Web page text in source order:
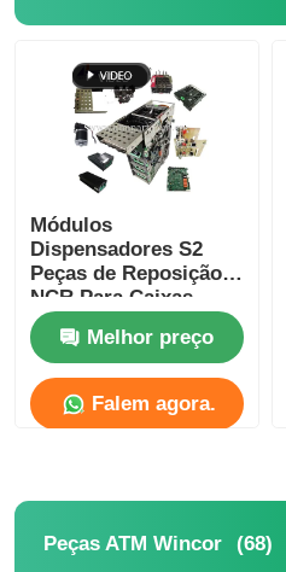
Produtos
Módulos
Dispensadores S2
Peças de Reposição
NCR Para Caixas
Eletrônicos (ATMs) e
Quiosques Bancários
NCR SelfServ
Melhor preço
Falem agora.
Peças ATM Wincor (68)